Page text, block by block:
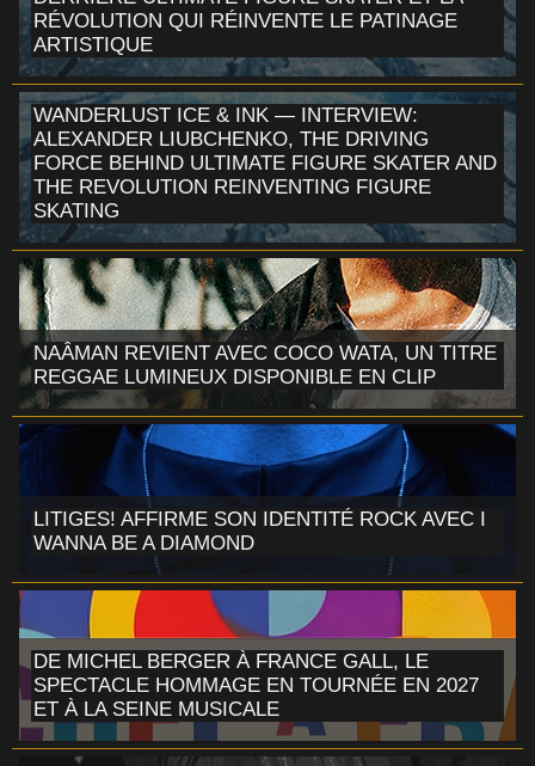
RÉVOLUTION QUI RÉINVENTE LE PATINAGE
ARTISTIQUE
WANDERLUST ICE & INK — INTERVIEW:
ALEXANDER LIUBCHENKO, THE DRIVING
FORCE BEHIND ULTIMATE FIGURE SKATER AND
THE REVOLUTION REINVENTING FIGURE
SKATING
NAÂMAN REVIENT AVEC COCO WATA, UN TITRE
REGGAE LUMINEUX DISPONIBLE EN CLIP
LITIGES! AFFIRME SON IDENTITÉ ROCK AVEC I
WANNA BE A DIAMOND
DE MICHEL BERGER À FRANCE GALL, LE
SPECTACLE HOMMAGE EN TOURNÉE EN 2027
ET À LA SEINE MUSICALE